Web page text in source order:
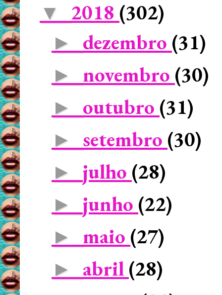
▼ 2018 (302)
► dezembro (31)
► novembro (30)
► outubro (31)
► setembro (30)
► julho (28)
► junho (22)
► maio (27)
► abril (28)